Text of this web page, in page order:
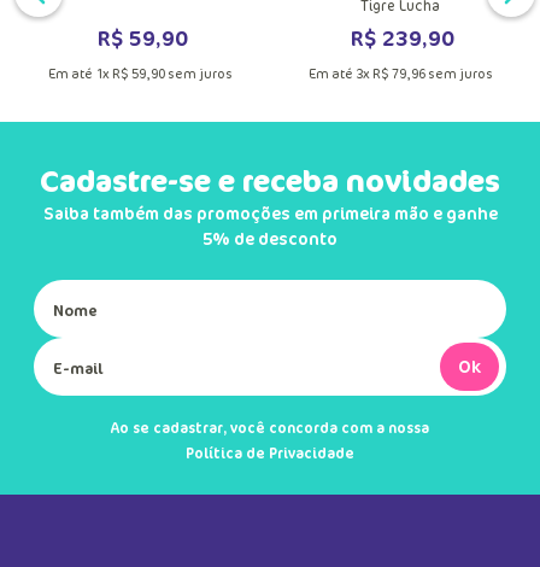
INFORMAÇÕES DO PRODUTOVER MAIS INFORMAÇÕES DO
Chaveiro Emborrachado Capivara
R$59,90
Em até1
VER
Lancheira Térmica com Bolso Frontal
R$239,90
Cadastre-se e receba novidades
Saiba também das promoções em primeira mão e ganhe